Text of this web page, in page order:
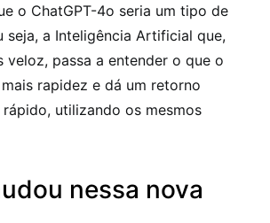
o ChatGPT-4o seria um tipo de
seja, a Inteligência Artificial que,
veloz, passa a entender o que o
rapidez e dá um retorno
utilizando os mesmos
nessa nova